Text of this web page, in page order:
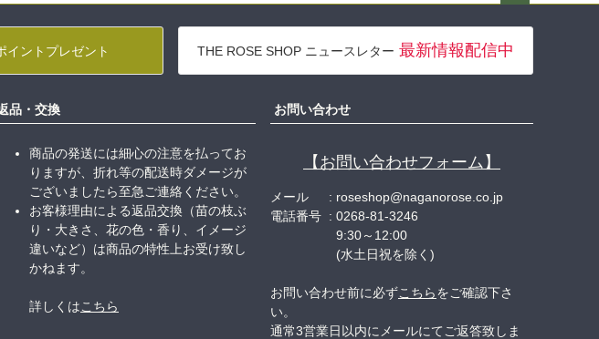
ップ
へ
イントプレゼント THE ROSE SHOP ニュースレター 最新情報配信中
品・交換
商品の発送には細心の注意を払ってお
りますが、折れ等の配送時ダメージが
ございましたら至急ご連絡ください。
お客様理由による返品交換（苗の枝ぶ
り・大きさ、花の色・香り、イメージ
違いなど）は商品の特性上お受け致し
かねます。
詳しくはこちら
お問い合わせ
【お問い合わせフォーム】
メール
roseshop@naganorose.co.jp
電話番号
0268-81-3246
9:30～12:00
(水土日祝を除く)
お問い合わせ前に必ずこちらをご確認下さ
い。
通常3営業日以内にメールにてご返答致しま